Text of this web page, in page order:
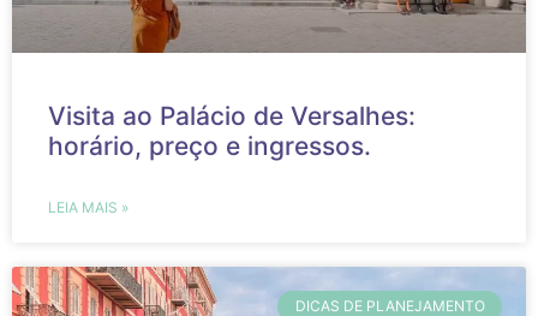
Visita ao Palácio de Versalhes:
horário, preço e ingressos.
LEIA MAIS »
DICAS DE PLANEJAMENTO